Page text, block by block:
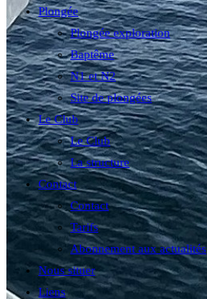
Plongée
Plongée exploration
Baptême
N1 et N2
Site de plongées
Le Club
Le Club
La structure
Contact
Contact
Tarifs
Abonnement aux actualités
Nous situer
Liens